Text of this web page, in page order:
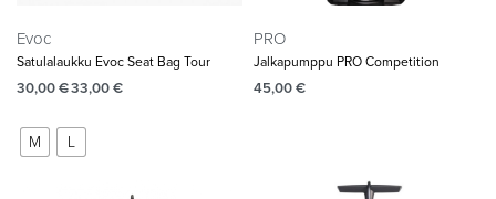
Evoc
Satulalaukku Evoc Seat Bag Tour
30,00€33,00€
M L
PRO
Jalkapumppu PRO Competition
45,00€